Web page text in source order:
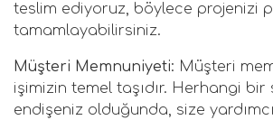
teslim ediyoruz, böylece projenizi
tamamlayabilirsiniz.
Müşteri Memnuniyeti: Müşteri
işimizin temel taşıdır. Herhangi bir
endişeniz olduğunda, size